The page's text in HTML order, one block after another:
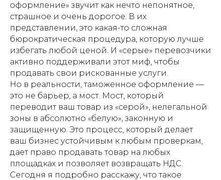
оформление» звучит как нечто непонятное,
страшное и очень дорогое. В их
представлении, это какая-то сложная
бюрократическая процедура, которую лучше
избегать любой ценой. И «серые» перевозчики
активно поддерживали этот миф, чтобы
продавать свои рискованные услуги.
Но в реальности, таможенное оформление —
это не барьер, а мост. Мост, который
переводит ваш товар из «серой», нелегальной
зоны в абсолютно «белую», законную и
защищенную. Это процесс, который делает
ваш бизнес устойчивым к любым проверкам,
дает право продавать товар на любых
площадках и позволяет возвращать НДС.
Сегодня я подробно расскажу, что такое